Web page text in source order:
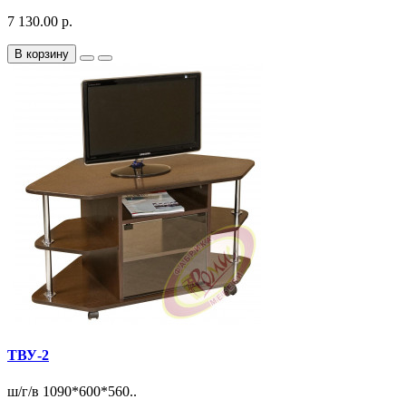
7 130.00 р.
В корзину
ТВУ-2
ш/г/в 1090*600*560..